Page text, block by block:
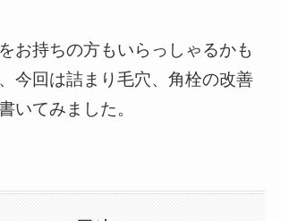
お持ちの方もいらっしゃるかも
今回は詰まり毛穴、角栓の改善
いてみました。